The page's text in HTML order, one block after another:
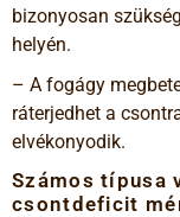
bizonyosan
helyén.
– A fogágy
ráterjedhet a
elvékonyodik.
Számos típusa
csontdeficit